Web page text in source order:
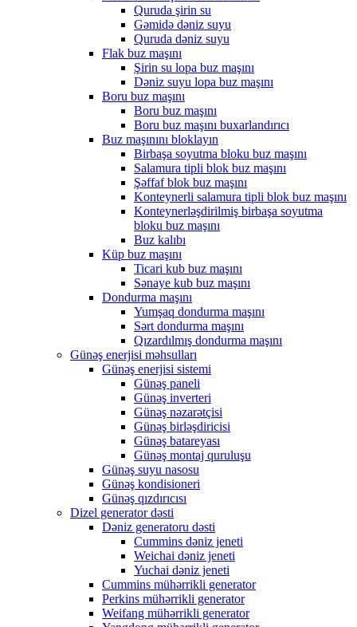
Quruda şirin su
Gəmidə dəniz suyu
Quruda dəniz suyu
Flak buz maşını
Şirin su lopa buz maşını
Dəniz suyu lopa buz maşını
Boru buz maşını
Boru buz maşını
Boru buz maşını buxarlandırıcı
Buz maşınını bloklayın
Birbaşa soyutma bloku buz maşını
Salamura tipli blok buz maşını
Şəffaf blok buz maşını
Konteynerli salamura tipli blok buz maşını
Konteynerləşdirilmiş birbaşa soyutma
bloku buz maşını
Buz kalıbı
Küp buz maşını
Ticari kub buz maşını
Sənaye kub buz maşını
Dondurma maşını
Yumşaq dondurma maşını
Sərt dondurma maşını
Qızardılmış dondurma maşını
Günəş enerjisi məhsulları
Günəş enerjisi sistemi
Günəş paneli
Günəş inverteri
Günəş nəzarətçisi
Günəş birləşdiricisi
Günəş batareyası
Günəş montaj quruluşu
Günəş suyu nasosu
Günəş kondisioneri
Günəş qızdırıcısı
Dizel generator dəsti
Dəniz generatoru dəsti
Cummins dəniz jeneti
Weichai dəniz jeneti
Yuchai dəniz jeneti
Cummins mühərrikli generator
Perkins mühərrikli generator
Weifang mühərrikli generator